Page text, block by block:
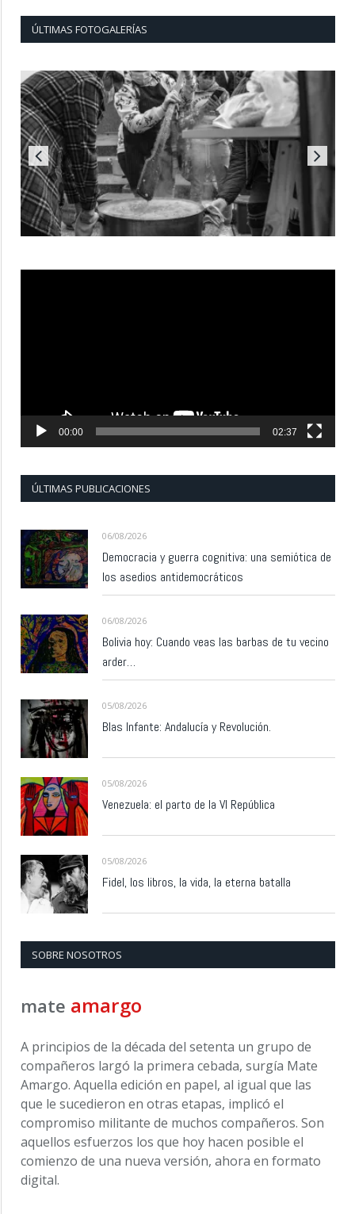
ÚLTIMAS FOTOGALERÍAS
00:00 02:37
ÚLTIMAS PUBLICACIONES
06/08/2026
Democracia y guerra cognitiva: una semiótica de
los asedios antidemocráticos
06/08/2026
Bolivia hoy: Cuando veas las barbas de tu vecino
arder…
05/08/2026
Blas Infante: Andalucía y Revolución.
05/08/2026
Venezuela: el parto de la VI República
05/08/2026
Fidel, los libros, la vida, la eterna batalla
SOBRE NOSOTROS
mate amargo
A principios de la década del setenta un grupo de
compañeros largó la primera cebada, surgía Mate
Amargo. Aquella edición en papel, al igual que las
que le sucedieron en otras etapas, implicó el
compromiso militante de muchos compañeros. Son
aquellos esfuerzos los que hoy hacen posible el
comienzo de una nueva versión, ahora en formato
digital.